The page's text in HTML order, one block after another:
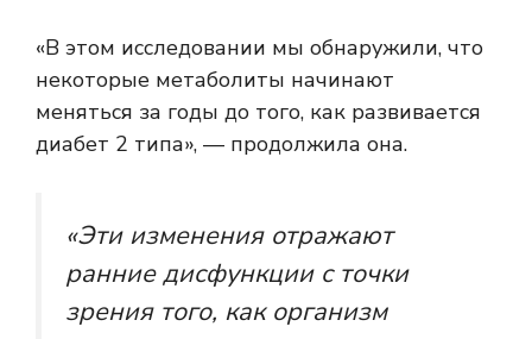
«В этом исследовании мы обнаружили, что
некоторые метаболиты начинают
меняться за годы до того, как развивается
диабет 2 типа», — продолжила она.
«Эти изменения отражают
ранние дисфункции с точки
зрения того, как организм